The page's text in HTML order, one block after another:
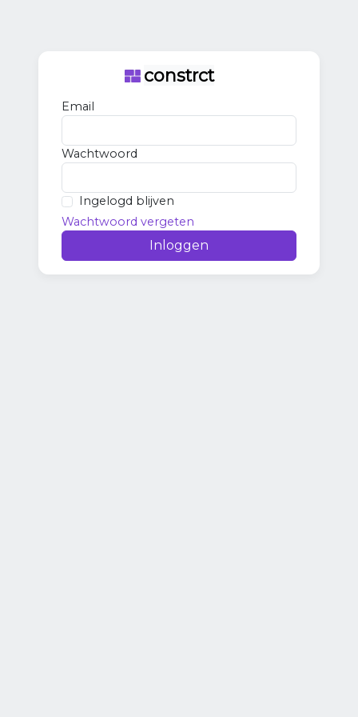
constrct
Email
Wachtwoord
Ingelogd blijven
Wachtwoord vergeten
Inloggen